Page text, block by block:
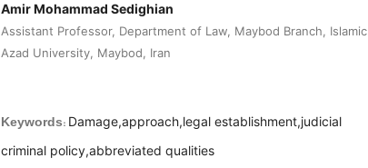
Amir Mohammad Sedighian
Assistant Professor, Department of Law, Maybod Branch, Islamic
Azad University, Maybod, Iran
Keywords: Damage,approach,legal establishment,judicial
criminal policy,abbreviated qualities